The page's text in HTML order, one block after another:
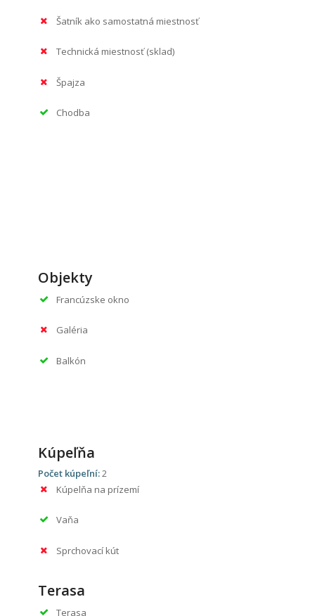
Šatník ako samostatná miestnosť
Technická miestnosť (sklad)
Špajza
Chodba
Objekty
Francúzske okno
Galéria
Balkón
Kúpeľňa
Počet kúpeľní:2
Kúpelňa na prízemí
Vaňa
Sprchovací kút
Terasa
Terasa